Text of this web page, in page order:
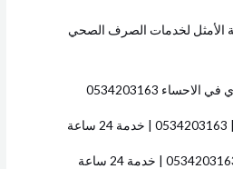
الأمثل لخدمات الصرف الصحي
0534203163